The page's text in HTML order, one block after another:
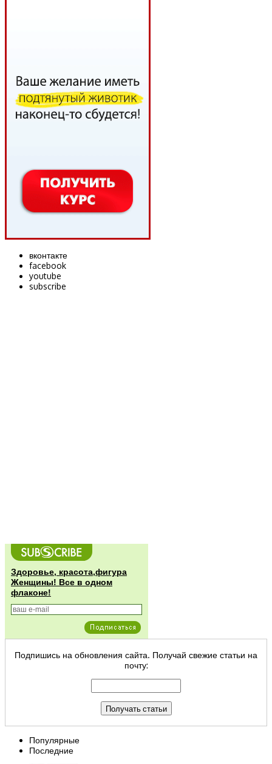
вконтакте
facebook
youtube
subscribe
Здоровье, красота,фигура
Женщины! Все в одном
флаконе!
Подпишись на обновления сайта. Получай свежие статьи на
почту:
Популярные
Последние